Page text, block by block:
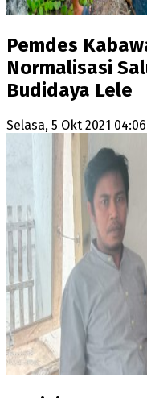
Pemdes
Normalisasi
Budidaya Lele
Selasa, 5 Okt 2021 04:06